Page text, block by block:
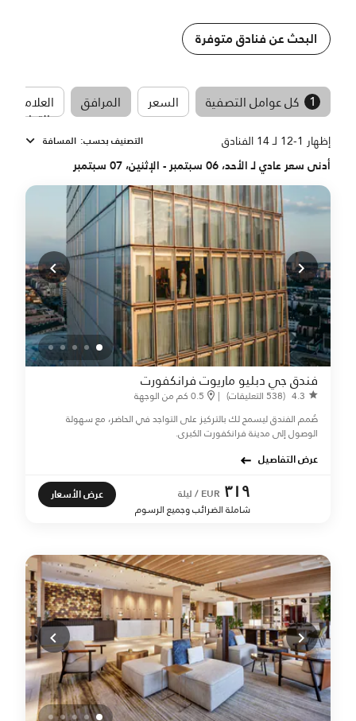
البحث عن فنادق متوفرة
1 كل عوامل التصفية السعر المرافق العلامات
التجارية
إظهار 1-12 لـ 14 الفنادق التصنيف بحسب: المسافة
أدنى سعر عادي لـ الأحد، 06 سبتمبر - الإثنين، 07 سبتمبر
فندق جي دبليو ماريوت فرانكفورت
4.3 (538 التعليقات) |
0.5 كم من الوجهة
صُمم الفندق ليسمح لك بالتركيز على التواجد في الحاضر، مع سهولة
الوصول إلى مدينة فرانكفورت الكبرى.
عرض التفاصيل
٣١٩ EUR / ليلة
شاملة الضرائب وجميع الرسوم
عرض الأسعار